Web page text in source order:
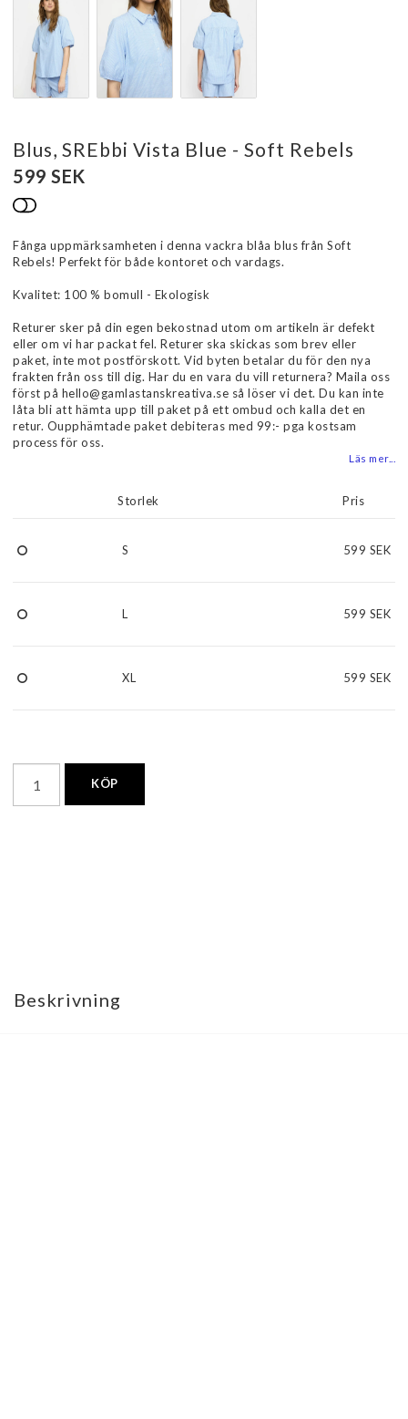
Blus, SREbbi Vista Blue - Soft Rebels
599 SEK
Lägg till i favoritlistan
Fånga uppmärksamheten i denna vackra blåa blus från Soft
Rebels! Perfekt för både kontoret och vardags.
Kvalitet: 100 % bomull - Ekologisk
Returer sker på din egen bekostnad utom om artikeln är defekt
eller om vi har packat fel. Returer ska skickas som brev eller
paket, inte mot postförskott. Vid byten betalar du för den nya
frakten från oss till dig. Har du en vara du vill returnera? Maila oss
först på hello@gamlastanskreativa.se så löser vi det. Du kan inte
låta bli att hämta upp till paket på ett ombud och kalla det en
retur. Oupphämtade paket debiteras med 99:- pga kostsam
process för oss.
Läs mer...
Storlek Pris
S 599 SEK
L 599 SEK
XL 599 SEK
KÖP
Beskrivning